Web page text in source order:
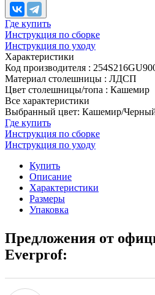
Где купить
Инструкция по сборке
Инструкция по уходу
Характеристики
Код производителя :
Материал столешницы : ЛДСП
Цвет столешницы/топа : Кашемир
Все характеристики
Выбранный цвет: Кашемир/
Где купить
Инструкция по сборке
Инструкция по уходу
Купить
Описание
Характеристики
Размеры
Упаковка
Предложения от
Everprof: